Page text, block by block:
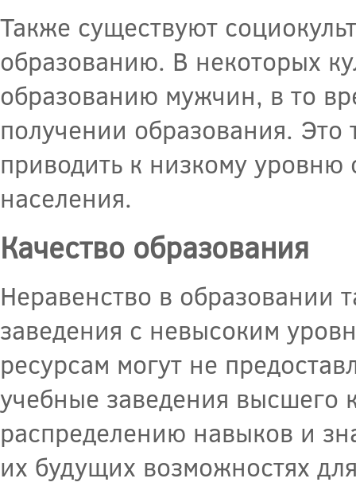
Также существуют
образованию. В некоторых
образованию мужчин, в то
получении образования. Это
приводить к низкому
населения.
Качество образования
Неравенство в образовании
заведения с невысоким
ресурсам могут не
учебные заведения высшего
распределению навыков и
их будущих возможностях